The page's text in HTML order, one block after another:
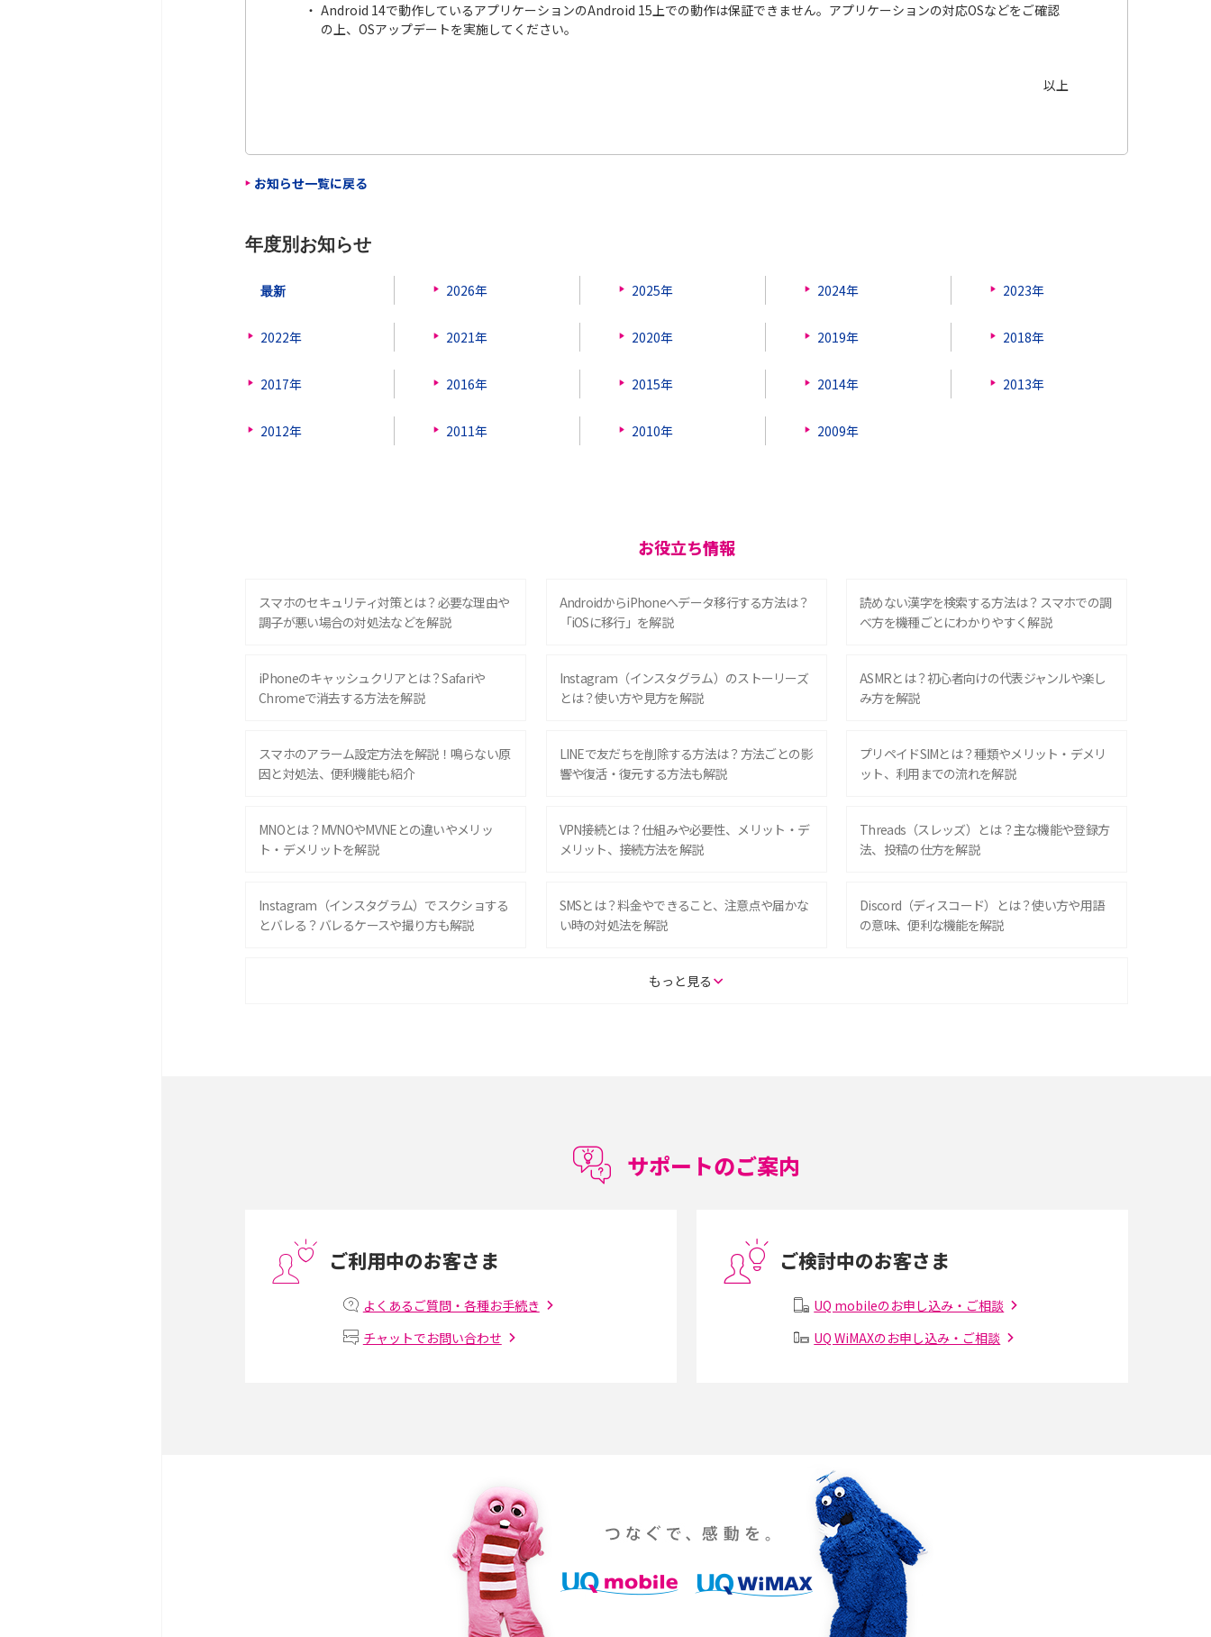
Android 14で動作しているアプリケーションのAndroid 15上での動作は保証できません。アプリケーションの対応OSなどをご確認
の上、OSアップデートを実施してください。
以上
お知らせ一覧に戻る
年度別お知らせ
最新 2026年 2025年 2024年 2023年
2022年 2021年 2020年 2019年 2018年
2017年 2016年 2015年 2014年 2013年
2012年 2011年 2010年 2009年
お役立ち情報
スマホのセキュリティ対策とは？必要な理由や
調子が悪い場合の対処法などを解説
AndroidからiPhoneへデータ移行する方法は？
「iOSに移行」を解説
読めない漢字を検索する方法は？スマホでの調
べ方を機種ごとにわかりやすく解説
iPhoneのキャッシュクリアとは？Safariや
Chromeで消去する方法を解説
Instagram（インスタグラム）のストーリーズ
とは？使い方や見方を解説
ASMRとは？初心者向けの代表ジャンルや楽し
み方を解説
スマホのアラーム設定方法を解説！鳴らない原
因と対処法、便利機能も紹介
LINEで友だちを削除する方法は？方法ごとの影
響や復活・復元する方法も解説
プリペイドSIMとは？種類やメリット・デメリ
ット、利用までの流れを解説
MNOとは？MVNOやMVNEとの違いやメリッ
ト・デメリットを解説
VPN接続とは？仕組みや必要性、メリット・デ
メリット、接続方法を解説
Threads（スレッズ）とは？主な機能や登録方
法、投稿の仕方を解説
Instagram（インスタグラム）でスクショする
とバレる？バレるケースや撮り方も解説
SMSとは？料金やできること、注意点や届かな
い時の対処法を解説
Discord（ディスコード）とは？使い方や用語
の意味、便利な機能を解説
iPhone 16eとiPhone 14を徹底比較！スペッ
ト・デメリットを詳しく紹介
非通知設定とは？184で電話をかける方法や
iPhone・Androidの設定を解説
iCloudの使用容量を減らす9つの方法！使用状
の設定方法やおススメを紹介
LINEの着信音や通知音の設定・変更方法を解
着信拒否とは？設定方法やブロックした番号の
LINEでブロックされているか確認する方法は？
手順や注意点を解説
iCloudとは？バックアップ設定方法や空き容量
メンションとは？LINE・X・Instagram・
Facebook・TikTokでのやり方を解説
もっと見る
サポートのご案内
ご利用中のお客さま
よくあるご質問・各種お手続き
チャットでお問い合わせ
ご検討中のお客さま
UQ mobileのお申し込み・ご相談
UQ WiMAXのお申し込み・ご相談